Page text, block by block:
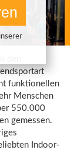
den
funktionellen
Menschen
550.000
gemessen.
Indoor-